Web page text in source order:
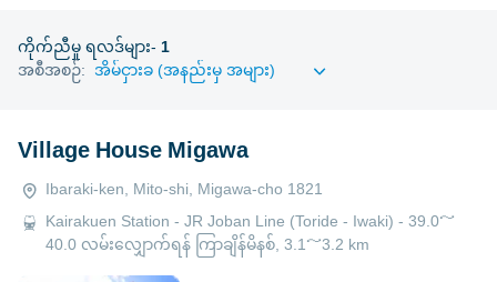
ကိုက်ညီမှု ရလဒ်များ-1
အစီအစဉ်:
Village House Migawa
Ibaraki-ken, Mito-shi, Migawa-cho 1821
Kairakuen Station - JR Joban Line (Toride - Iwaki) - 39.0～
40.0 လမ်းလျှောက်ရန် ကြာချိန်မိနစ်, 3.1～3.2 km